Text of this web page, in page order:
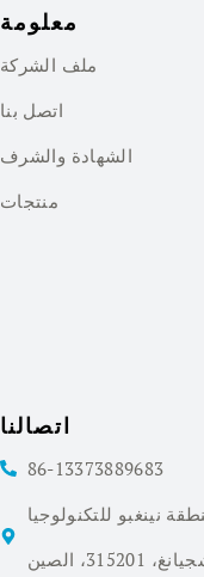
معلومة
ملف الشركة
اتصل بنا
الشهادة والشرف
منتجات
اتصالنا
86-13373889683
منطقة نينغبو للتكنولوجيا
الصين